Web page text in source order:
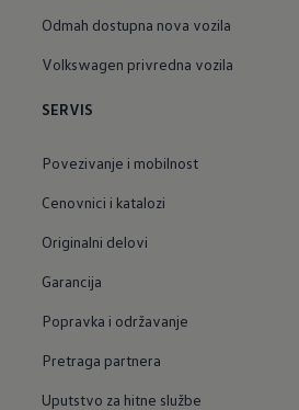
Odmah dostupna nova vozila
Volkswagen privredna vozila
SERVIS
Povezivanje i mobilnost
Cenovnici i katalozi
Originalni delovi
Garancija
Popravka i održavanje
Pretraga partnera
Uputstvo za hitne službe